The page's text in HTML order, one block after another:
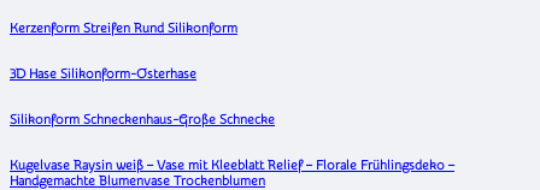
Kerzenform Streifen Rund Silikonform
3D Hase Silikonform-Osterhase
Silikonform Schneckenhaus-Große Schnecke
Kugelvase Raysin weiß – Vase mit Kleeblatt Relief – Florale Frühlingsdeko –
Handgemachte Blumenvase Trockenblumen